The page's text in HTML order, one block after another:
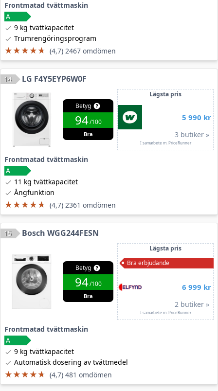
Frontmatad tvättmaskin
9 kg tvättkapacitet
Trumrengöringsprogram
★★★★★
★★★★★ (4,7) 2467 omdömen
14 LG F4Y5EYP6W0F
Betyg
94/100
Bra
Lägsta pris
5 990 kr
3 butiker »
I samarbete m. PriceRunner
Frontmatad tvättmaskin
11 kg tvättkapacitet
Ångfunktion
★★★★★
★★★★★ (4,7) 2361 omdömen
15 Bosch WGG244FESN
Betyg
94/100
Bra
Lägsta pris
Bra erbjudande
6 999 kr
2 butiker »
I samarbete m. PriceRunner
Frontmatad tvättmaskin
9 kg tvättkapacitet
Automatisk dosering av tvättmedel
★★★★★
★★★★★ (4,7) 481 omdömen